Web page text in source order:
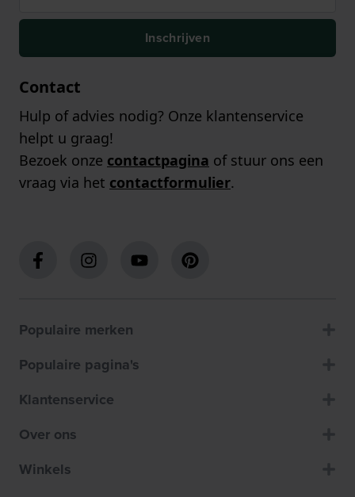
Inschrijven
Contact
Hulp of advies nodig? Onze klantenservice
helpt u graag!
Bezoek onze contactpagina of stuur ons een
vraag via het contactformulier.
Populaire merken
Populaire pagina's
Klantenservice
Over ons
Winkels